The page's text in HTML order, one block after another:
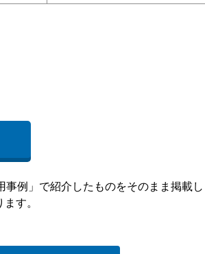
例」で紹介したものをそのまま掲載し
す。